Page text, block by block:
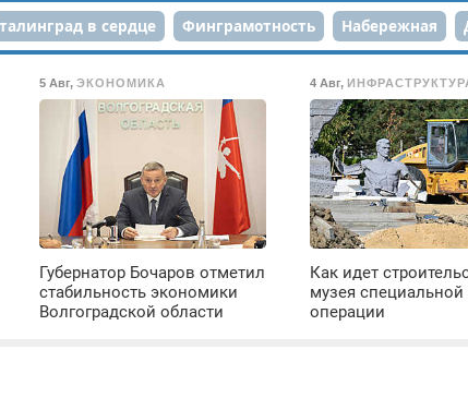
в сердце Финграмотность Набережная
80-летие Победы Парк Героев-летчиков
5 Авг,ЭКОНОМИКА
Губернатор Бочаров отметил
стабильность экономики
Волгоградской области
4 Авг,
Как идет
музея
операции